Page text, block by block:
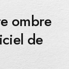
ombre
de